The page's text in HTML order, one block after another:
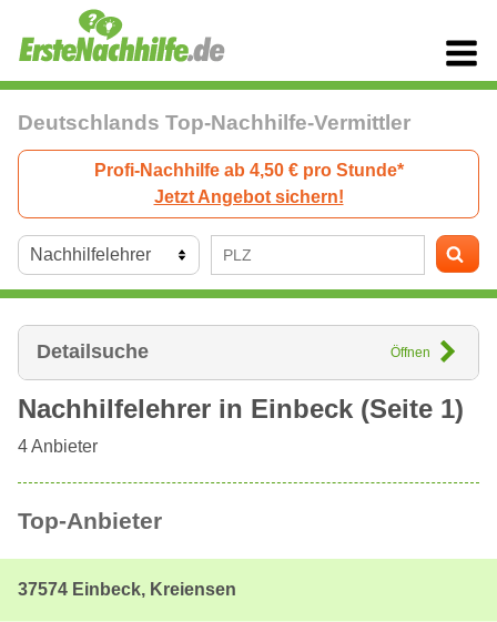
Deutschlands Top-Nachhilfe-Vermittler
Profi-Nachhilfe ab 4,50 € pro Stunde*
Jetzt Angebot sichern!
Detailsuche Öffnen
Nachhilfelehrer in Einbeck (Seite 1)
4Anbieter
Top-Anbieter
37574 Einbeck, Kreiensen